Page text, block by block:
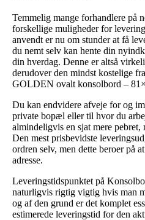
Temmelig mange forhandlere på
forskellige muligheder for
anvendt er nu om stunder at få
du nemt selv kan hente din
din hverdag. Denne er altså
derudover den mindst kostelige
GOLDEN ovalt konsolbord –
Du kan endvidere afveje for og
private bopæl eller til hvor du
almindeligvis en sjat mere
Den mest prisbevidste
ordren selv, men dette beroer på
adresse.
Leveringstidspunktet på
naturligvis rigtig vigtig hvis man
og af den grund er det komplet
estimerede leveringstid for den